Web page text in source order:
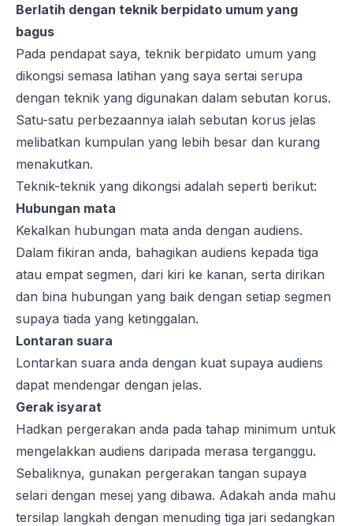
Berlatih dengan teknik berpidato umum yang
bagus
Pada pendapat saya, teknik berpidato umum yang
dikongsi semasa latihan yang saya sertai serupa
dengan teknik yang digunakan dalam sebutan korus.
Satu-satu perbezaannya ialah sebutan korus jelas
melibatkan kumpulan yang lebih besar dan kurang
menakutkan.
Teknik-teknik yang dikongsi adalah seperti berikut:
Hubungan mata
Kekalkan hubungan mata anda dengan audiens.
Dalam fikiran anda, bahagikan audiens kepada tiga
atau empat segmen, dari kiri ke kanan, serta dirikan
dan bina hubungan yang baik dengan setiap segmen
supaya tiada yang ketinggalan.
Lontaran suara
Lontarkan suara anda dengan kuat supaya audiens
dapat mendengar dengan jelas.
Gerak isyarat
Hadkan pergerakan anda pada tahap minimum untuk
mengelakkan audiens daripada merasa terganggu.
Sebaliknya, gunakan pergerakan tangan supaya
selari dengan mesej yang dibawa. Adakah anda mahu
tersilap langkah dengan menuding tiga jari sedangkan